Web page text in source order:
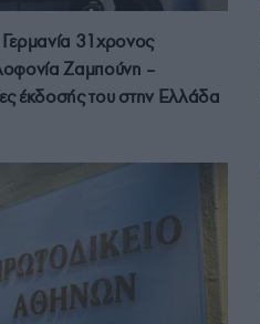
31χρονος
Ζαμπούνη –
έκδοσής του στην Ελλάδα